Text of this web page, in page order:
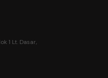
1 Lt. Dasar,